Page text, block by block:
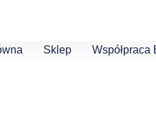
Sklep Współpraca